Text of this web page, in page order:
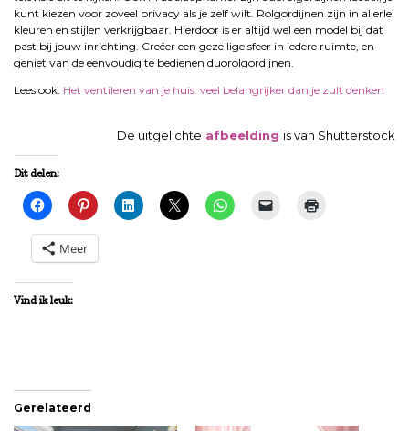
kunt kiezen voor zoveel privacy als je zelf wilt. Rolgordijnen zijn in allerlei
kleuren en stijlen verkrijgbaar. Hierdoor is er altijd wel een model bij dat
past bij jouw inrichting. Creëer een gezellige sfeer in iedere ruimte, en
geniet van de eenvoudig te bedienen duorolgordijnen.
Lees ook: Het ventileren van je huis: veel belangrijker dan je zult denken
De uitgelichte afbeelding is van Shutterstock
Dit delen:
Meer
Vind ik leuk:
Gerelateerd